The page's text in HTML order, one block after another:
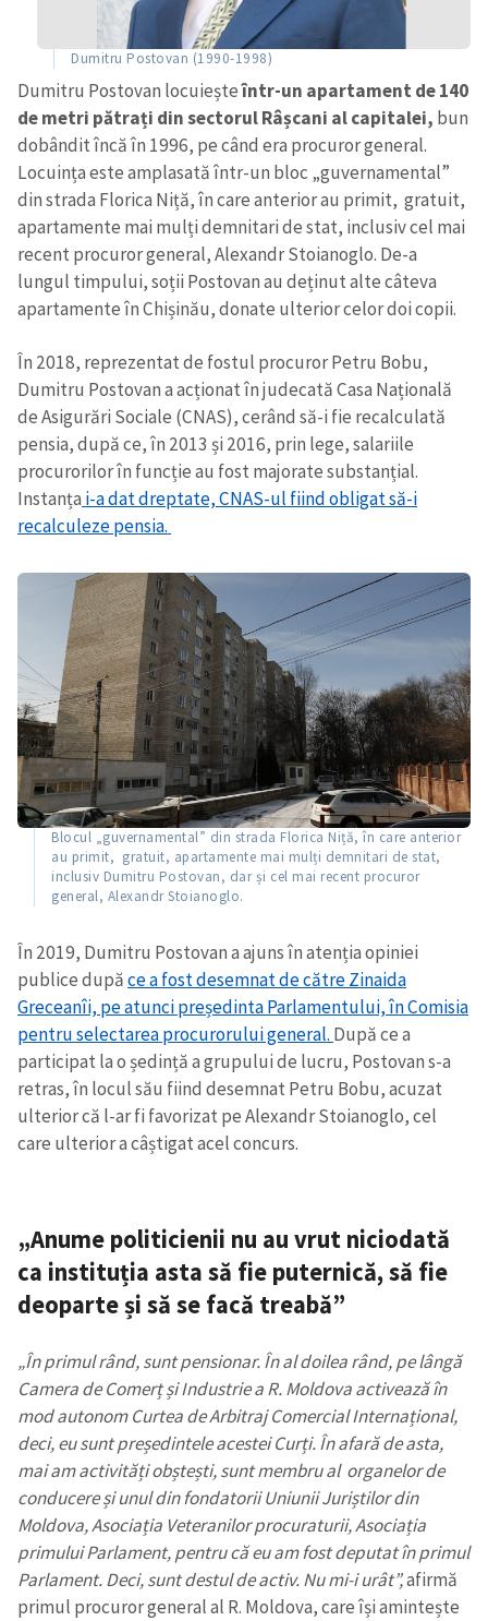
Trimite o informație
Dumitru Postovan (1990-1998)
Dumitru Postovan locuieșteîntr-un apartament de 140
de metri pătrați din sectorul Râșcani al capitalei, bun
dobândit încă în 1996, pe când era procuror general.
Locuința este amplasată într-un bloc „guvernamental”
din strada Florica Niță, în care anterior au primit, gratuit,
apartamente mai mulți demnitari de stat, inclusiv cel mai
recent procuror general, Alexandr Stoianoglo. De-a
lungul timpului, soții Postovan au deținut alte câteva
apartamente în Chișinău, donate ulterior celor doi copii.
În 2018, reprezentat de fostul procuror Petru Bobu,
Dumitru Postovan a acționat în judecată Casa Națională
de Asigurări Sociale (CNAS), cerând să-i fie recalculată
pensia, după ce, în 2013 și 2016, prin lege, salariile
procurorilor în funcție au fost majorate substanțial.
Instanța i-a dat dreptate, CNAS-ul fiind obligat să-i
recalculeze pensia.
Blocul „guvernamental” din strada Florica Niță, în care anterior
au primit, gratuit, apartamente mai mulți demnitari de stat,
inclusiv Dumitru Postovan, dar și cel mai recent procuror
general, Alexandr Stoianoglo.
În 2019, Dumitru Postovan a ajuns în atenția opiniei
publice dupăce a fost desemnat de către Zinaida
Greceanîi, pe atunci președinta Parlamentului, în Comisia
pentru selectarea procurorului general. După ce a
participat la o ședință a grupului de lucru, Postovan s-a
retras, în locul său fiind desemnat Petru Bobu, acuzat
ulterior că l-ar fi favorizat pe Alexandr Stoianoglo, cel
care ulterior a câștigat acel concurs.
„Anume politicienii nu au vrut niciodată
ca instituția asta să fie puternică, să fie
deoparte și să se facă treabă”
„În primul rând, sunt pensionar. În al doilea rând, pe lângă
Camera de Comerț și Industrie a R. Moldova activează în
mod autonom Curtea de Arbitraj Comercial Internațional,
deci, eu sunt președintele acestei Curți. În afară de asta,
mai am activități obștești, sunt membru al organelor de
conducere și unul din fondatorii Uniunii Juriștilor din
Moldova, Asociația Veteranilor procuraturii, Asociația
primului Parlament, pentru că eu am fost deputat în primul
Parlament. Deci, sunt destul de activ. Nu mi-i urât”,afirmă
primul procuror general al R. Moldova, care își amintește